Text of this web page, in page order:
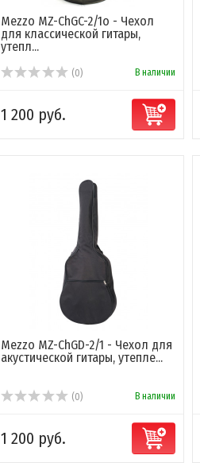
Mezzo MZ-ChGC-2/1o - Чехол
для классической гитары,
утепл...
(0) В наличии
1 200 руб.
Mezzo MZ-ChGD-2/1 - Чехол для
акустической гитары, утепле...
(0) В наличии
1 200 руб.